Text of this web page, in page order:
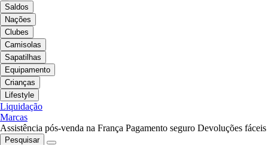
Saldos
Nações
Clubes
Camisolas
Sapatilhas
Equipamento
Crianças
Lifestyle
Liquidação
Marcas
Assistência pós-venda na França Pagamento seguro Devoluções fáceis
Pesquisar